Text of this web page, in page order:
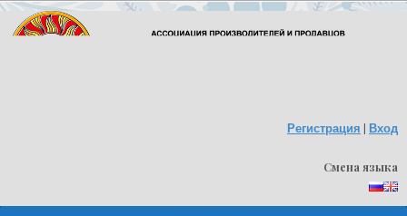
Skip
Регистрация | Вход
Смена языка